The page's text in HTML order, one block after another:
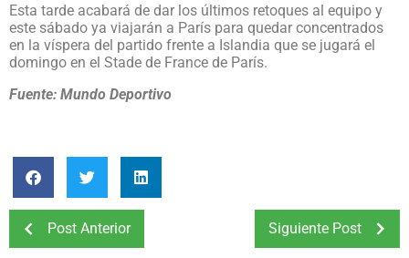
Esta tarde acabará de dar los últimos retoques al equipo y
este sábado ya viajarán a París para quedar concentrados
en la víspera del partido frente a Islandia que se jugará el
domingo en el Stade de France de París.
Fuente: Mundo Deportivo
Post Anterior Siguiente Post